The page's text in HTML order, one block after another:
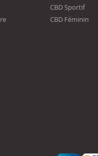
CBD Sportif
CBD Féminin